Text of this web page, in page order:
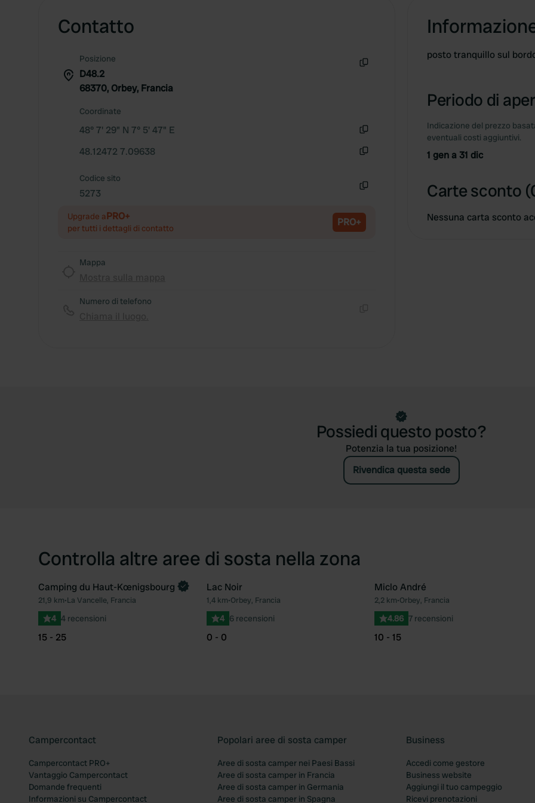
Contatto
Posizione
D48.2
68370, Orbey, Francia
Coordinate
48° 7' 29" N 7° 5' 47" E
48.12472 7.09638
Codice sito
5273
Upgrade aPRO+
per tutti i dettagli di contatto PRO+
Mappa
Numero di telefono
posto tranquillo sul
Periodo di
Indicazione del prezzo
eventuali costi aggiuntivi.
1 gen a 31 dic
Carte sconto
Nessuna carta sconto
Possiedi questo posto?
Potenzia la tua posizione!
Rivendica questa sede
Controlla altre aree di sosta nella zona
Preferito
Prenota ora
Camping du Haut-Kœnigsbourg
21,9 km•La Vancelle, Francia
4 4 recensioni
15 - 25
Preferito
Lac Noir
1,4 km•Orbey, Francia
4 6 recensioni
0 - 0
Miclo André
2,2 km•Orbey, Francia
4.86 7 recensioni
10 - 15
Campercontact
Campercontact PRO+
Vantaggio Campercontact
Domande frequenti
Informazioni su Campercontact
Popolari aree di sosta camper
Aree di sosta camper nei Paesi Bassi
Aree di sosta camper in Francia
Aree di sosta camper in Germania
Aree di sosta camper in Spagna
Business
Accedi come gestore
Business website
Aggiungi il tuo campeggio
Ricevi prenotazioni